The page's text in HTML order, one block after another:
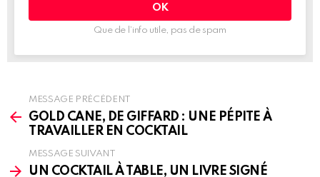
Que de l’info utile, pas de spam
more
MESSAGE PRÉCÉDENT
GOLD CANE, DE GIFFARD : UNE PÉPITE À
TRAVAILLER EN COCKTAIL
MESSAGE SUIVANT
UN COCKTAIL À TABLE, UN LIVRE SIGNÉ